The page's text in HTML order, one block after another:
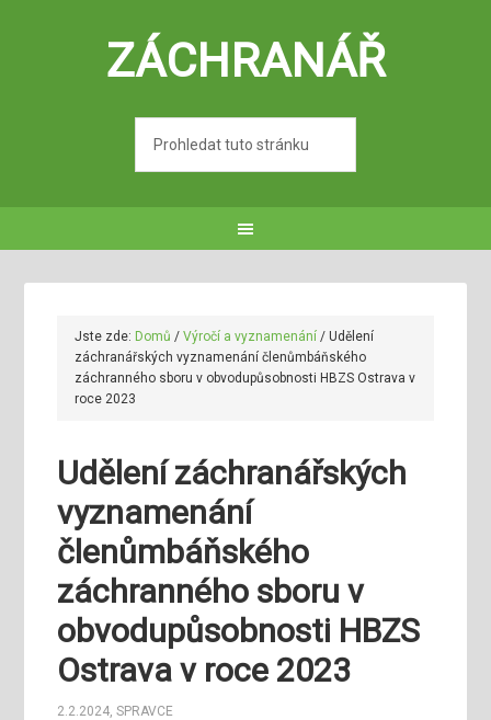
ZÁCHRANÁŘ
Jste zde: Domů / Výročí a vyznamenání / Udělení
záchranářských vyznamenání členůmbáňského
záchranného sboru v obvodupůsobnosti HBZS Ostrava v
roce 2023
Udělení záchranářských
vyznamenání
členůmbáňského
záchranného sboru v
obvodupůsobnosti HBZS
Ostrava v roce 2023
2.2.2024,SPRAVCE